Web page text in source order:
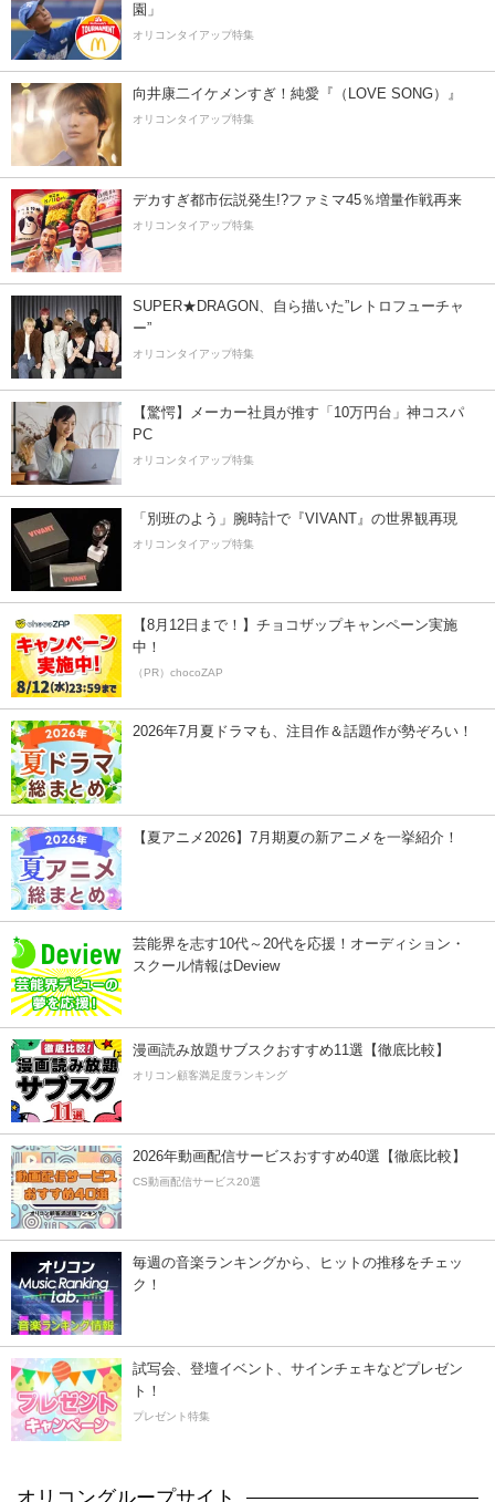
園」
オリコンタイアップ特集
向井康二イケメンすぎ！純愛『（LOVE SONG）』
オリコンタイアップ特集
デカすぎ都市伝説発生!?ファミマ45％増量作戦再来
オリコンタイアップ特集
SUPER★DRAGON、自ら描いた”レトロフューチャ
ー”
オリコンタイアップ特集
【驚愕】メーカー社員が推す「10万円台」神コスパ
PC
オリコンタイアップ特集
「別班のよう」腕時計で『VIVANT』の世界観再現
オリコンタイアップ特集
【8月12日まで！】チョコザップキャンペーン実施
中！
（PR）chocoZAP
2026年7月夏ドラマも、注目作＆話題作が勢ぞろい！
【夏アニメ2026】7月期夏の新アニメを一挙紹介！
芸能界を志す10代～20代を応援！オーディション・
スクール情報はDeview
漫画読み放題サブスクおすすめ11選【徹底比較】
オリコン顧客満足度ランキング
2026年動画配信サービスおすすめ40選【徹底比較】
CS動画配信サービス20選
毎週の音楽ランキングから、ヒットの推移をチェッ
ク！
試写会、登壇イベント、サインチェキなどプレゼン
ト！
プレゼント特集